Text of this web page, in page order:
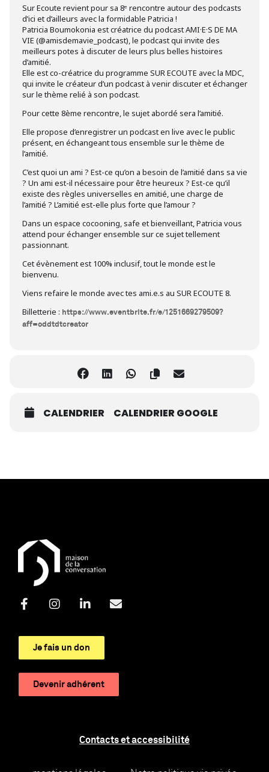
Sur Ecoute revient pour sa 8ᵉ rencontre autour des podcasts
d’ici et d’ailleurs avec la formidable Patricia !
Patricia Boumokonia est créatrice du podcast AMI·E·S DE MA
VIE (@amisdemavie_podcast), le podcast qui invite des
meilleurs potes à discuter de leurs plus belles histoires
d’amitié.
Elle est co-créatrice du programme SUR ECOUTE avec la MDC,
qui invite le créateur d’un podcast à venir discuter et échanger
sur le thème relié à son podcast.
Pour cette 8ème rencontre, le sujet abordé sera l’amitié.
Elle propose d’enregistrer un podcast en live avec le public
présent, en échangeant tous ensemble sur le thème de
l’amitié.
C’est quoi un ami ? Est-ce qu’on a besoin de l’amitié dans sa vie
? Un ami est-il nécessaire pour être heureux ? Est-ce qu’il
existe des règles universelles en amitié, une charge de
l’amitié ? L’amitié est-elle plus forte que l’amour ?
Dans un espace cocooning, safe et bienveillant, Patricia vous
attend pour échanger ensemble sur ce sujet tellement
passionnant.
Cet évènement est 100% inclusif, tout le monde est le
bienvenu.
Viens refaire le monde avec tes ami.e.s au SUR ECOUTE 8.
Billetterie : https://www.eventbrite.fr/e/1251669279509?
aff=oddtdtcreator
CALENDRIER CALENDRIER GOOGLE
Je fais un don
Devenir adhérent
Contacts et accessibilité